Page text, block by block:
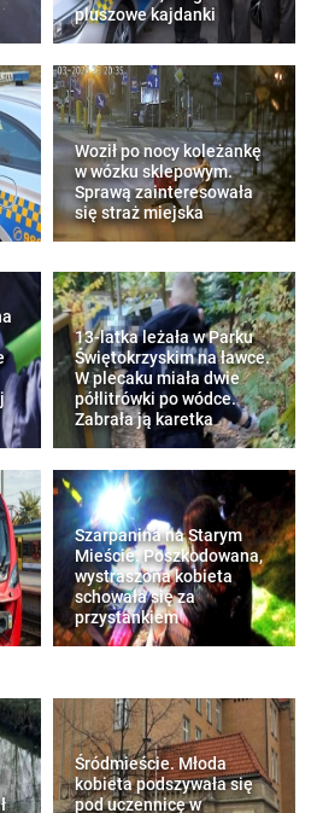
pluszowe kajdanki
Woził po nocy koleżankę
w wózku sklepowym.
Sprawą zainteresowała
się straż miejska
13-latka leżała w Parku
Świętokrzyskim na ławce.
W plecaku miała dwie
półlitrówki po wódce.
Zabrała ją karetka
Szarpanina na Starym
Mieście. Poszkodowana,
wystraszona kobieta
schowała się za
przystankiem
Śródmieście. Młoda
kobieta podszywała się
pod uczennicę w